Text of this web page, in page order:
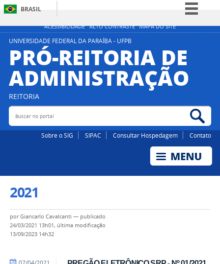
ACESSIBILIDADE ALTO CONTRASTE MAPA DO SITE
BRASIL
Simplifique!
Participe
Acesso à informação
Legislação
UNIVERSIDADE FEDERAL DA PARAÍBA - UFPB
PRÓ-REITORIA DE
ADMINISTRAÇÃO
REITORIA
Buscar no portal
Sobre o SIG SIPAC Consultar Hospedagem Contato
2021
porGiancarlo Cavalcanti — publicado
24/03/2021 13h01, última modificação
13/09/2023 14h32
por
publicado